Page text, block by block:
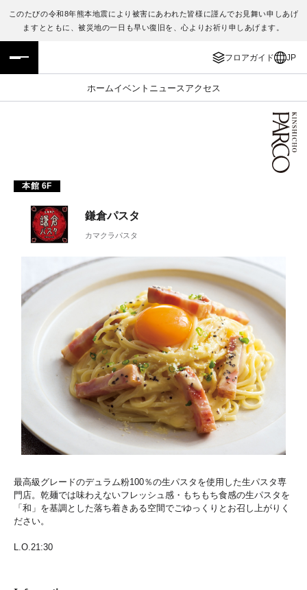
このたびの令和8年熊本地震により被害にあわれた皆様に謹んでお見舞い申しあげ
ますとともに、被災地の一日も早い復旧を、心よりお祈り申しあげます。
フロアガイド JP
ホームイベント ニュース アクセス
フロアガイド
施設案内・アクセス
TAX FREE
JP
ENGLISH
繁体字
日本語
本館 6F
鎌倉パスタ
カマクラパスタ
最高級グレードのデュラム粉100％の生パスタを使用した生パスタ専
門店。乾麺では味わえないフレッシュ感・もちもち食感の生パスタを
「和」を基調とした落ち着きある空間でごゆっくりとお召し上がりく
ださい。
L.O.21:30